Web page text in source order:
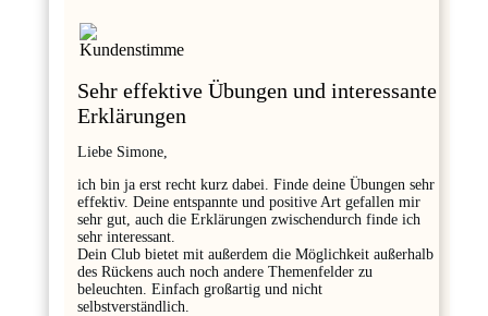
Sehr effektive Übungen und interessante
Erklärungen
Liebe Simone,
ich bin ja erst recht kurz dabei. Finde deine Übungen sehr
effektiv. Deine entspannte und positive Art gefallen mir
sehr gut, auch die Erklärungen zwischendurch finde ich
sehr interessant.
Dein Club bietet mit außerdem die Möglichkeit außerhalb
des Rückens auch noch andere Themenfelder zu
beleuchten. Einfach großartig und nicht
selbstverständlich.